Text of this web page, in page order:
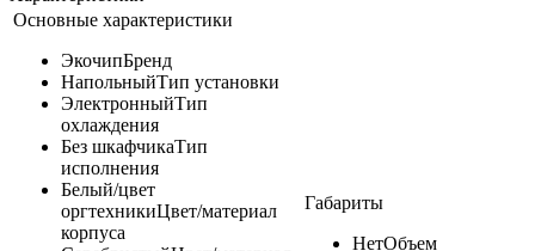
Основные характеристики
ЭкочипБренд
НапольныйТип установки
ЭлектронныйТип
охлаждения
Без шкафчикаТип
исполнения
Белый/цвет
оргтехникиЦвет/материал
корпуса
Габариты
НетОбъем